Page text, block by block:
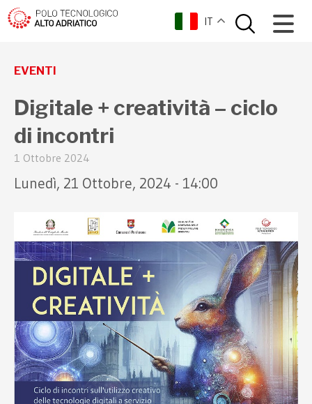
IT
torna indietro
EVENTI
Digitale + creatività – ciclo
di incontri
1 Ottobre 2024
Lunedì, 21 Ottobre, 2024 - 14:00